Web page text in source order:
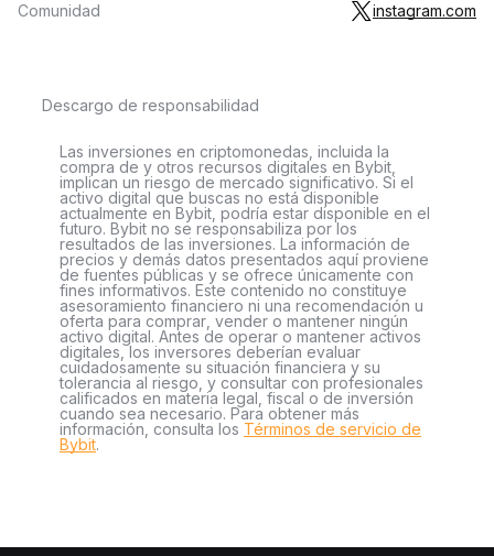
Comunidad
instagram.com
Descargo de responsabilidad
Las inversiones en criptomonedas, incluida la
compra de y otros recursos digitales en Bybit,
implican un riesgo de mercado significativo. Si el
activo digital que buscas no está disponible
actualmente en Bybit, podría estar disponible en el
futuro. Bybit no se responsabiliza por los
resultados de las inversiones. La información de
precios y demás datos presentados aquí proviene
de fuentes públicas y se ofrece únicamente con
fines informativos. Este contenido no constituye
asesoramiento financiero ni una recomendación u
oferta para comprar, vender o mantener ningún
activo digital. Antes de operar o mantener activos
digitales, los inversores deberían evaluar
cuidadosamente su situación financiera y su
tolerancia al riesgo, y consultar con profesionales
calificados en materia legal, fiscal o de inversión
cuando sea necesario. Para obtener más
información, consulta los Términos de servicio de
Bybit.